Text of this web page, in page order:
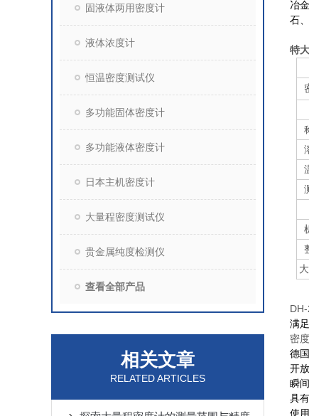
固液体两用密度计
液体浓度计
恒温密度测试仪
多功能固体密度计
多功能液体密度计
日本主机密度计
大量程密度测试仪
贵金属纯度检测仪
查看全部产品
相关文章
RELATED ARTICLES
冶
石
特
满
密
德
开
瞬
具
使